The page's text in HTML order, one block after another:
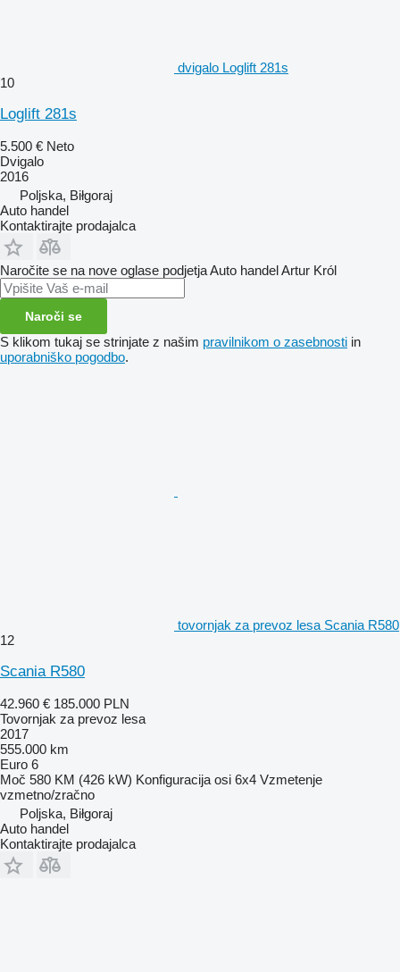
dvigalo Loglift 281s
10
Loglift 281s
5.500 € Neto
Dvigalo
2016
Poljska, Biłgoraj
Auto handel
Kontaktirajte prodajalca
Naročite se na nove oglase podjetja Auto handel Artur Król
Naroči se
S klikom tukaj se strinjate z našim pravilnikom o zasebnosti in
uporabniško pogodbo.
tovornjak za prevoz lesa Scania R580
12
Scania R580
42.960 € 185.000 PLN
Tovornjak za prevoz lesa
2017
555.000 km
Euro 6
Moč 580 KM (426 kW) Konfiguracija osi 6x4 Vzmetenje
vzmetno/zračno
Poljska, Biłgoraj
Auto handel
Kontaktirajte prodajalca